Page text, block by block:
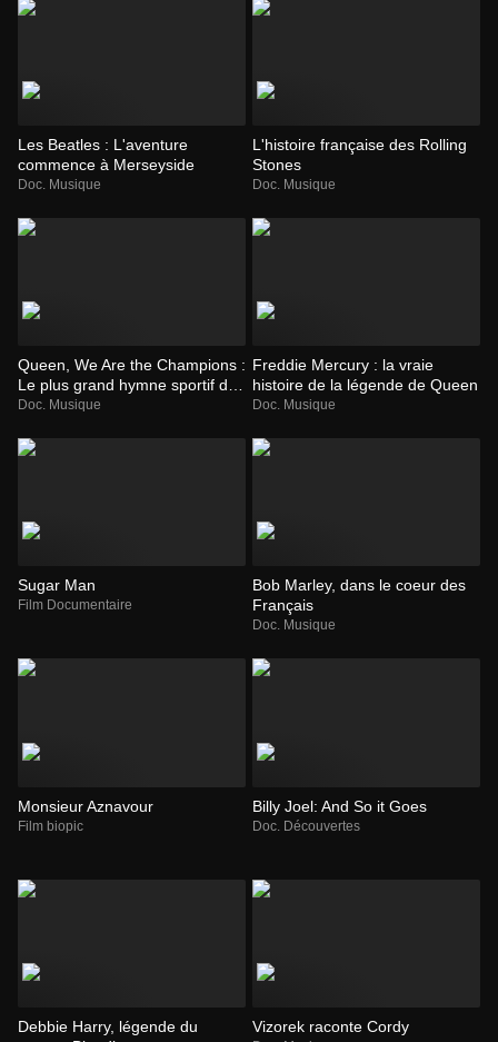
Les Beatles : L'aventure
commence à Merseyside
Doc. Musique
L'histoire française des Rolling
Stones
Doc. Musique
Queen, We Are the Champions :
Le plus grand hymne sportif de
tous les temps
Doc. Musique
Freddie Mercury : la vraie
histoire de la légende de Queen
Doc. Musique
Sugar Man
Film Documentaire
Bob Marley, dans le coeur des
Français
Doc. Musique
Monsieur Aznavour
Film biopic
Billy Joel: And So it Goes
Doc. Découvertes
Debbie Harry, légende du
Vizorek raconte Cordy